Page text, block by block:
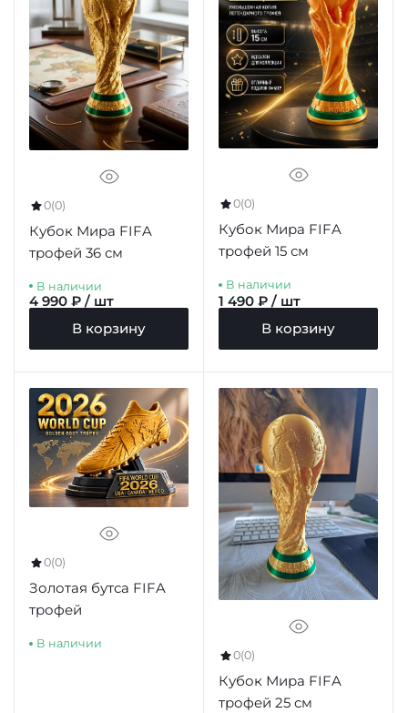
0(0)
Кубок Мира FIFA
трофей 36 см
В наличии
4 990 ₽ / шт
В корзину
0(0)
Кубок Мира FIFA
трофей 15 см
В наличии
1 490 ₽ / шт
В корзину
0(0)
Золотая бутса FIFA
трофей
В наличии
0(0)
Кубок Мира FIFA
трофей 25 см